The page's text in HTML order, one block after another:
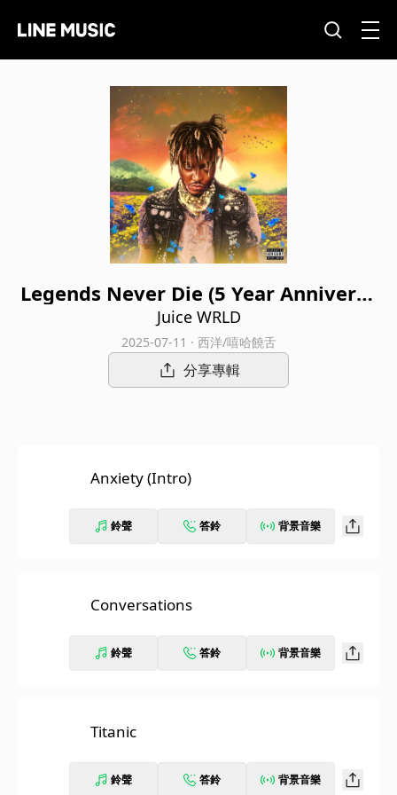
Legends Never Die (5 Year Anniversa
ry Edition)
Juice WRLD
2025-07-11 · 西洋/嘻哈饒舌
分享專輯
Anxiety (Intro)
鈴聲 答鈴 背景音樂
Conversations
鈴聲 答鈴 背景音樂
Titanic
鈴聲 答鈴 背景音樂